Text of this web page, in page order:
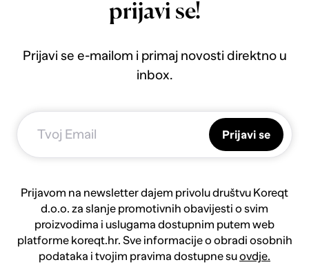
prijavi se!
Prijavi se e-mailom i primaj novosti direktno u
inbox.
Prijavi se
Prijavom na newsletter dajem privolu društvu Koreqt
d.o.o. za slanje promotivnih obavijesti o svim
proizvodima i uslugama dostupnim putem web
platforme koreqt.hr. Sve informacije o obradi osobnih
podataka i tvojim pravima dostupne suovdje.